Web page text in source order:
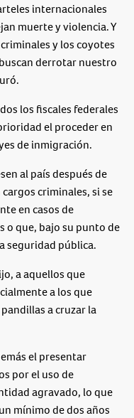
internacionales
muerte y violencia. Y
y los coyotes
derrotar nuestro
los fiscales federales
el proceder en
de inmigración.
al país después de
criminales, si se
en casos de
o que, bajo su punto de
seguridad pública.
a aquellos que
a los que
a cruzar la
el presentar
por el uso de
agravado, lo que
mínimo de dos años